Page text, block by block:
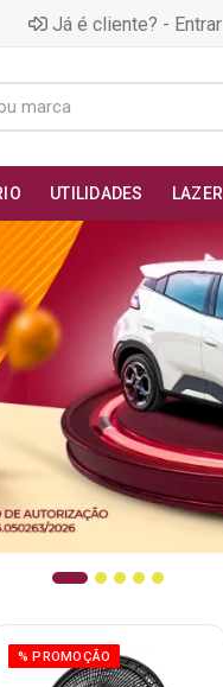
Já é cliente? - Entrar
UTILIDADES LAZER
% PROMOÇÃO